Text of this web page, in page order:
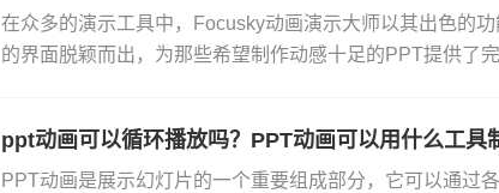
在众多的演示工具中，Focusky动画演示大师以其出色的
的界面脱颖而出，为那些希望制作动感十足的PPT提供了
ppt动画可以循环播放吗？PPT动画可以用什么工具
PPT动画是展示幻灯片的一个重要组成部分，它可以通过